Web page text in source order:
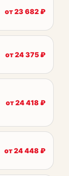
от23 682₽
от24 375₽
от24 418 ₽
от24 448 ₽